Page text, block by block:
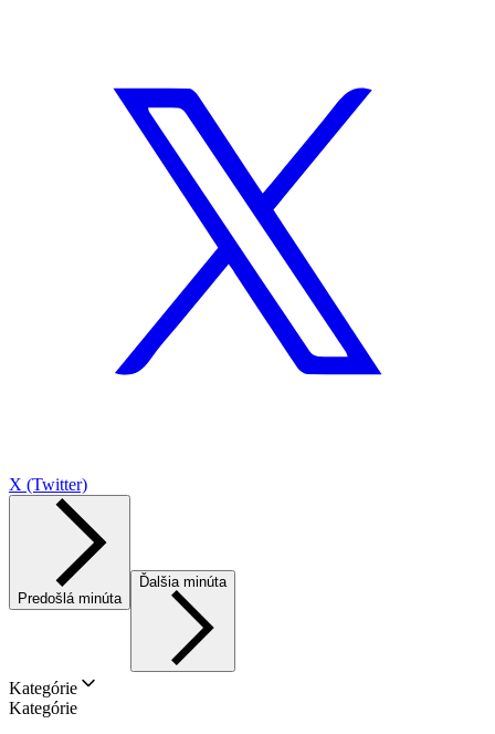
X (Twitter)
Predošlá minúta
Ďalšia minúta
Kategórie
Kategórie